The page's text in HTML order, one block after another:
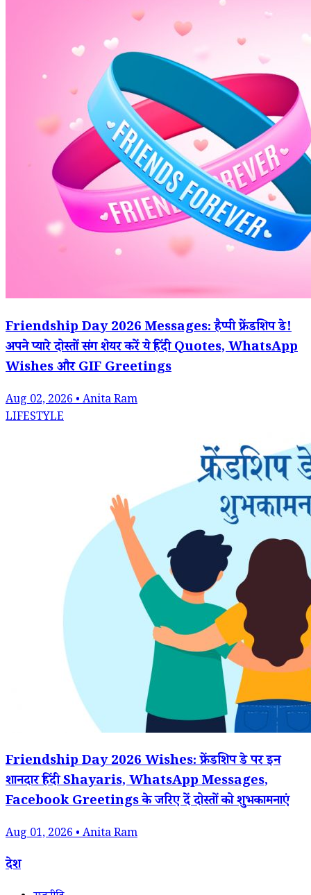
Friendship Day 2026 Messages: हैप्पी फ्रेंडशिप डे!
अपने प्यारे दोस्तों संग शेयर करें ये हिंदी Quotes, WhatsApp
Wishes और GIF Greetings
Aug 02, 2026 • Anita Ram
LIFESTYLE
Friendship Day 2026 Wishes: फ्रेंडशिप डे पर इन
शानदार हिंदी Shayaris, WhatsApp Messages,
Facebook Greetings के जरिए दें दोस्तों को शुभकामनाएं
Aug 01, 2026 • Anita Ram
देश